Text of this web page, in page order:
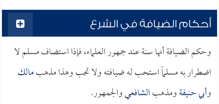
أحكام الضيافة في الشرع
وحكم الضيافة أنها سنة عند جمهور العلماء، فإذا استضاف مسلم لا
اضطرار به مسلماً استحب له ضيافته ولا تجب وهذا مذهبمالك
وأبي حنيفةومذهبالشافعيوالجمهور.